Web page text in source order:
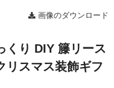
画像のダウンロード
くり DIY 籐リース
リスマス装飾ギフ